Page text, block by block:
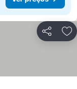
Partilhar